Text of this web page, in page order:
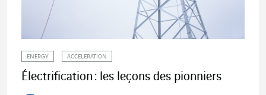
ENERGY ACCELERATION
Électrification : les leçons des pionniers